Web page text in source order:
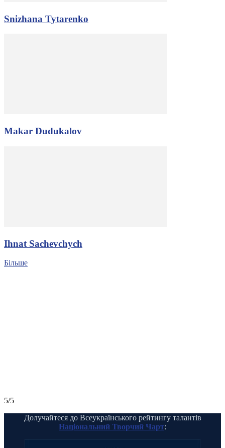
Snizhana Tytarenko
Makar Dudukalov
Ihnat Sachevchych
Більше
5/5
Долучайтеся до Всеукраїнського рейтингу талантів
Національний Творчий Чарт: